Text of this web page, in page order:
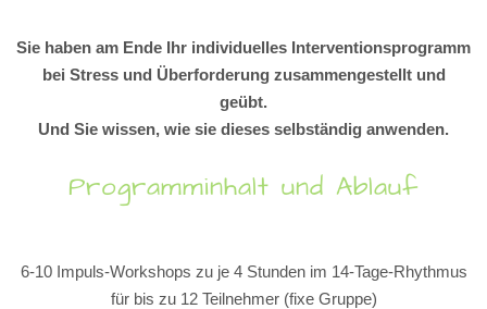
Sie haben am Ende Ihr individuelles Interventionsprogramm
bei Stress und Überforderung zusammengestellt und
geübt.
Und Sie wissen, wie sie dieses selbständig anwenden.
Programminhalt und Ablauf
6-10 Impuls-Workshops zu je 4 Stunden im 14-Tage-Rhythmus
für bis zu 12 Teilnehmer (fixe Gruppe)